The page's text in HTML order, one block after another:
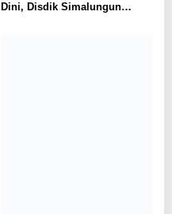
Dini, Disdik Simalungun